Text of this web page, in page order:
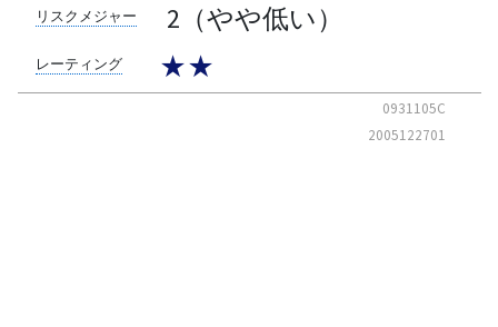
リスクメジャー 2（やや低い）
レーティング ★★
0931105C
2005122701